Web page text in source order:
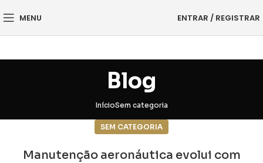
MENU ENTRAR / REGISTRAR
Blog
InícioSem categoria
SEM CATEGORIA
Manutenção aeronáutica evolui com